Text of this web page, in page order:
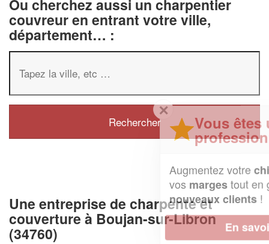
Ou cherchez aussi un charpentier
couvreur en entrant votre ville,
département… :
Une entreprise de charpente et
couverture à Boujan-sur-Libron
(34760)
✕
Vous êtes un
professionnel ?
chiffre d'affaireset
tout en gagnant de
nouveaux clients!
En savoir plus